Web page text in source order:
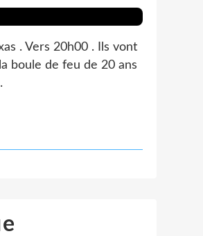
. Vers 20h00 . Ils vont
boule de feu de 20 ans